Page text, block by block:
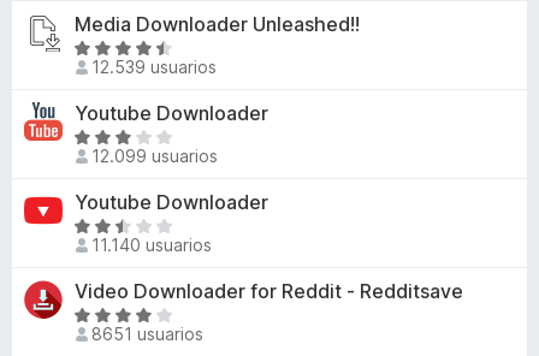
7
d
e
n
3
6
d
e
r
ó
c
n
3
7
d
e
v
a
r
ó
c
n
4
6
d
e
Media Downloader Unleashed!!
S
e
v
a
r
ó
c
n
4
12.539 usuarios
Youtube Downloader
S
e
v
a
r
ó
c
12.099 usuarios
Youtube Downloader
S
e
v
a
11.140 usuarios
Video Downloader for Reddit - Redditsave
S
e 8651 usuarios